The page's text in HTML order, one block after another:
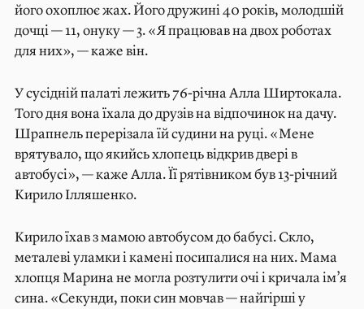
його охоплює жах. Його дружині 40 років, молодшій
дочці — 11, онуку — 3. «Я працював на двох роботах
для них», — каже він.
У сусідній палаті лежить 76-річна Алла Ширтокала.
Того дня вона їхала до друзів на відпочинок на дачу.
Шрапнель перерізала їй судини на руці. «Мене
врятувало, що якийсь хлопець відкрив двері в
автобусі», — каже Алла. Її рятівником був 13-річний
Кирило Ілляшенко.
Кирило їхав з мамою автобусом до бабусі. Скло,
металеві уламки і камені посипалися на них. Мама
хлопця Марина не могла розтулити очі і кричала ім’я
сина. «Секунди, поки син мовчав — найгірші у